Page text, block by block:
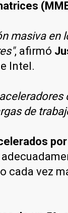
masiva
, afirmó
Intel.
de
cada vez